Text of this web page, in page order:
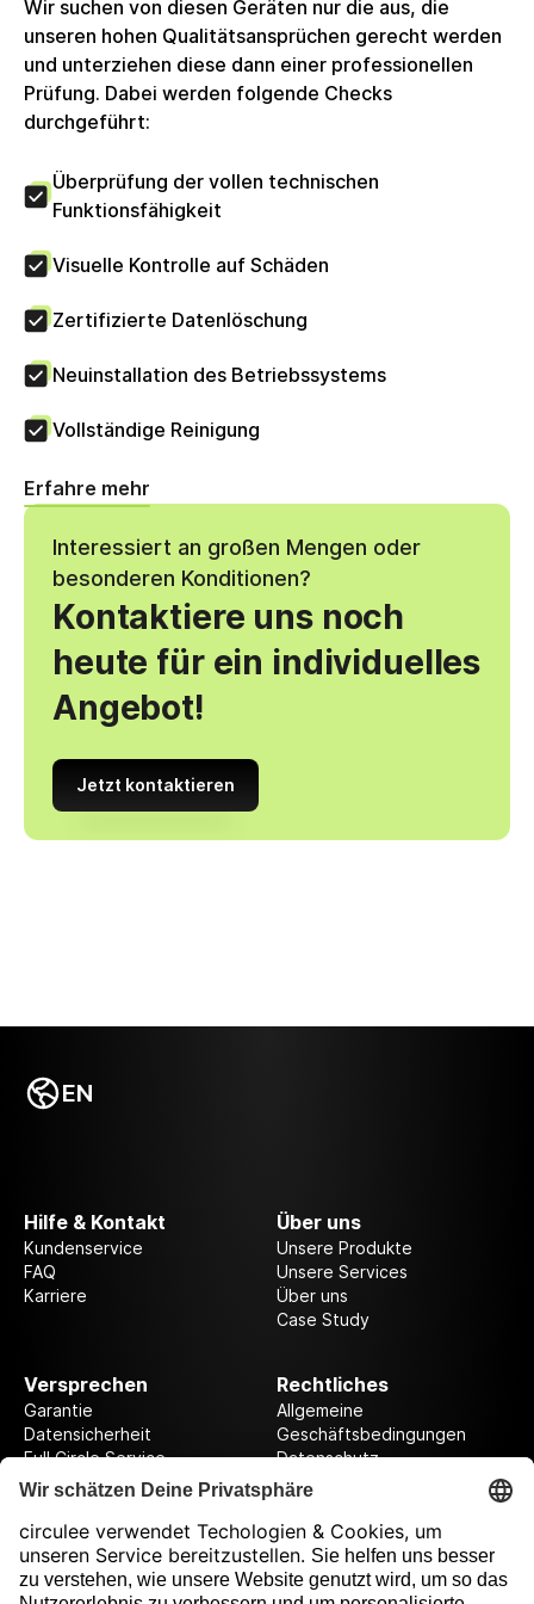
Wir suchen von diesen Geräten nur die aus, die
unseren hohen Qualitätsansprüchen gerecht werden
und unterziehen diese dann einer professionellen
Prüfung. Dabei werden folgende Checks
durchgeführt:
Überprüfung der vollen technischen
Funktionsfähigkeit
Visuelle Kontrolle auf Schäden
Zertifizierte Datenlöschung
Neuinstallation des Betriebssystems
Vollständige Reinigung
Erfahre mehr
Interessiert an großen Mengen oder
besonderen Konditionen?
Kontaktiere uns noch
heute für ein individuelles
Angebot!
Jetzt kontaktieren
EN
Hilfe & Kontakt
Kundenservice
FAQ
Karriere
Über uns
Unsere Produkte
Unsere Services
Über uns
Case Study
Versprechen
Garantie
Datensicherheit
Full Circle Service
Rechtliches
Allgemeine
Geschäftsbedingungen
Datenschutz
Datenschutzeinstellungen
Folge uns auf unserer Reise!